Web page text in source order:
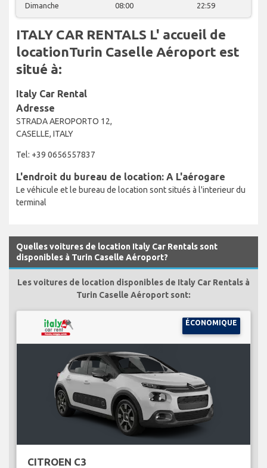
Dimanche 08:00 22:59
ITALY CAR RENTALS L' accueil de
locationTurin Caselle Aéroport est
situé à:
Italy Car Rental
Adresse
STRADA AEROPORTO 12,
CASELLE, ITALY
Tel: +39 0656557837
L'endroit du bureau de location: A L'aérogare
Le véhicule et le bureau de location sont situés à l'interieur du
terminal
Quelles voitures de location Italy Car Rentals sont
disponibles à Turin Caselle Aéroport?
Les voitures de location disponibles de Italy Car Rentals à
Turin Caselle Aéroport sont:
ÉCONOMIQUE
CITROEN C3